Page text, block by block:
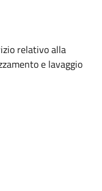
relativo alla
e lavaggio